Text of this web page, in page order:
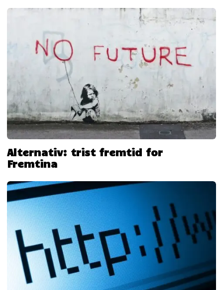
Alternativ: trist fremtid for
Fremtina